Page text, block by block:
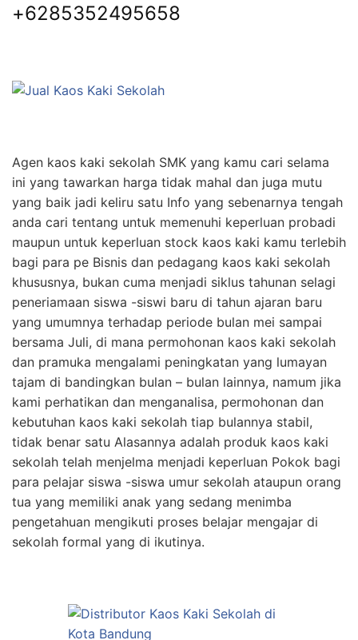
+6285352495658
Agen kaos kaki sekolah SMK yang kamu cari selama
ini yang tawarkan harga tidak mahal dan juga mutu
yang baik jadi keliru satu Info yang sebenarnya tengah
anda cari tentang untuk memenuhi keperluan probadi
maupun untuk keperluan stock kaos kaki kamu terlebih
bagi para pe Bisnis dan pedagang kaos kaki sekolah
khususnya, bukan cuma menjadi siklus tahunan selagi
peneriamaan siswa -siswi baru di tahun ajaran baru
yang umumnya terhadap periode bulan mei sampai
bersama Juli, di mana permohonan kaos kaki sekolah
dan pramuka mengalami peningkatan yang lumayan
tajam di bandingkan bulan – bulan lainnya, namum jika
kami perhatikan dan menganalisa, permohonan dan
kebutuhan kaos kaki sekolah tiap bulannya stabil,
tidak benar satu Alasannya adalah produk kaos kaki
sekolah telah menjelma menjadi keperluan Pokok bagi
para pelajar siswa -siswa umur sekolah ataupun orang
tua yang memiliki anak yang sedang menimba
pengetahuan mengikuti proses belajar mengajar di
sekolah formal yang di ikutinya.